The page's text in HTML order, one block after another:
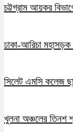
চট্টগ্রাম আয়কর
ঢাকা-আরিচা
সিলেট এমসি কলেজ
খুলনা অঞ্চলের তিনশ